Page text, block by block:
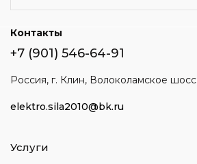
Контакты
+7 (901) 546-64-91
Россия, г. Клин, Волоколамское
elektro.sila2010@bk.ru
Услуги